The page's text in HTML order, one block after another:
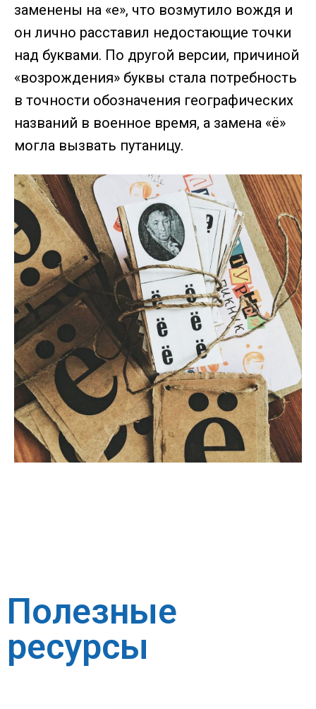
заменены на «е», что возмутило вождя и
он лично расставил недостающие точки
над буквами. По другой версии, причиной
«возрождения» буквы стала потребность
в точности обозначения географических
названий в военное время, а замена «ё»
могла вызвать путаницу.
Полезные
ресурсы